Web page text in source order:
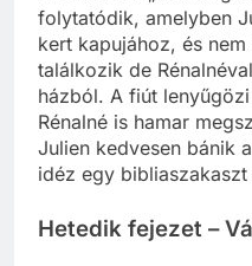
A történet a
folytatódik, amelyben
kert kapujához, és
találkozik de
házból. A fiút
Rénalné is hamar
Julien kedvesen bánik
Hetedik fejezet –